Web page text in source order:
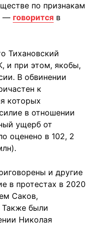
по признакам
— говорится в
Тихановский
и при этом, якобы,
В обвинении
к
которых
в отношении
ущерб от
оценено в 102, 2
и другие
в протестах в 2020
Саков,
были
Николая